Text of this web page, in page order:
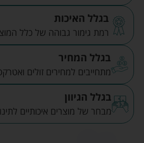
בגלל האיכות
רמת גימור גבוהה של כלל
בגלל המחיר
מתחייבים למחירים זולים
בגלל הגיוון
מבחר של מוצרים איכותיים